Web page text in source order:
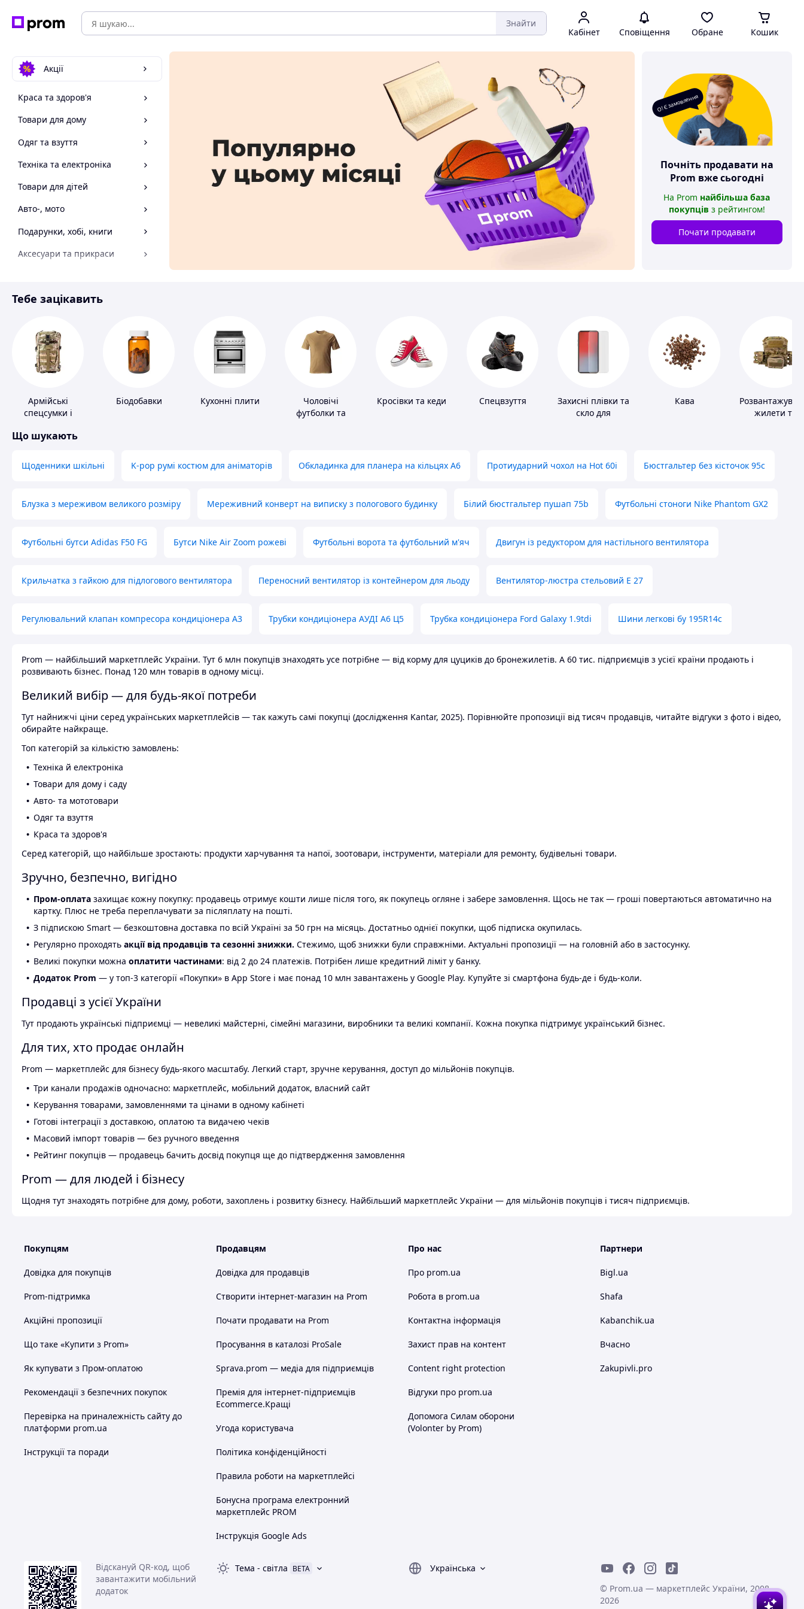
Знайти
Кабінет Сповіщення Обране Кошик
Акції
Краса та здоров'я
Товари для дому
Одяг та взуття
Техніка та електроніка
Товари для дітей
Авто-, мото
Подарунки, хобі, книги
Аксесуари та прикраси
Спорт і відпочинок
О! Є замовлення
Почніть продавати на
Prom вже сьогодні
На Prom найбільша база
покупців з рейтингом!
Почати продавати
Тебе зацікавить
Армійські
спецсумки і
Біодобавки Кухонні плити
Чоловічі
футболки та
Кросівки та кеди Спецвзуття
Захисні плівки та
скло для
Кава
жилети та
Що шукають
Щоденники шкільні K-pop румі костюм для аніматорів Обкладинка для планера на кільцях А6 Протиударний чохол на Hot 60i Бюстгальтер без кісточок 95с
Блузка з мереживом великого розміру Мереживний конверт на виписку з пологового будинку Білий бюстгальтер пушап 75b Футбольні стоноги Nike Phantom GX2
Футбольні бутси Adidas F50 FG Бутси Nike Air Zoom рожеві Футбольні ворота та футбольний м'яч Двигун із редуктором для настільного вентилятора
Крильчатка з гайкою для підлогового вентилятора Переносний вентилятор із контейнером для льоду Вентилятор-люстра стельовий E 27
Регулювальний клапан компресора кондиціонера А3 Трубки кондиціонера АУДІ А6 Ц5 Трубка кондиціонера Ford Galaxy 1.9tdi Шини легкові бу 195R14c
Prom — найбільший маркетплейс України. Тут 6 млн покупців знаходять усе потрібне — від корму для цуциків до бронежилетів. А 60 тис. підприємців з усієї країни продають і
розвивають бізнес. Понад 120 млн товарів в одному місці.
Великий вибір — для будь-якої потреби
Тут найнижчі ціни серед українських маркетплейсів — так кажуть самі покупці (дослідження Kantar, 2025). Порівнюйте пропозиції від тисяч продавців, читайте відгуки з фото і відео,
обирайте найкраще.
Топ категорій за кількістю замовлень:
Техніка й електроніка
Товари для дому і саду
Авто- та мототовари
Одяг та взуття
Краса та здоров'я
Серед категорій, що найбільше зростають: продукти харчування та напої, зоотовари, інструменти, матеріали для ремонту, будівельні товари.
Зручно, безпечно, вигідно
Пром-оплата захищає кожну покупку: продавець отримує кошти лише після того, як покупець огляне і забере замовлення. Щось не так — гроші повертаються автоматично на
картку. Плюс не треба переплачувати за післяплату на пошті.
З підпискою Smart — безкоштовна доставка по всій Україні за 50 грн на місяць. Достатньо однієї покупки, щоб підписка окупилась.
Регулярно проходять акції від продавців та сезонні знижки. Стежимо, щоб знижки були справжніми. Актуальні пропозиції — на головній або в застосунку.
Великі покупки можна оплатити частинами: від 2 до 24 платежів. Потрібен лише кредитний ліміт у банку.
Додаток Prom — у топ-3 категорії «Покупки» в App Store і має понад 10 млн завантажень у Google Play. Купуйте зі смартфона будь-де і будь-коли.
Продавці з усієї України
Тут продають українські підприємці — невеликі майстерні, сімейні магазини, виробники та великі компанії. Кожна покупка підтримує український бізнес.
Для тих, хто продає онлайн
Prom — маркетплейс для бізнесу будь-якого масштабу. Легкий старт, зручне керування, доступ до мільйонів покупців.
Три канали продажів одночасно: маркетплейс, мобільний додаток, власний сайт
Керування товарами, замовленнями та цінами в одному кабінеті
Готові інтеграції з доставкою, оплатою та видачею чеків
Масовий імпорт товарів — без ручного введення
Рейтинг покупців — продавець бачить досвід покупця ще до підтвердження замовлення
Prom — для людей і бізнесу
Щодня тут знаходять потрібне для дому, роботи, захоплень і розвитку бізнесу. Найбільший маркетплейс України — для мільйонів покупців і тисяч підприємців.
Покупцям
Довідка для покупців
Prom-підтримка
Акційні пропозиції
Що таке «Купити з Prom»
Як купувати з Пром-оплатою
Рекомендації з безпечних покупок
Перевірка на приналежність сайту до
платформи prom.ua
Інструкції та поради
Продавцям
Довідка для продавців
Створити інтернет-магазин на Prom
Почати продавати на Prom
Просування в каталозі ProSale
Sprava.prom — медіа для підприємців
Премія для інтернет-підприємців
Ecommerce.Кращі
Угода користувача
Політика конфіденційності
Правила роботи на маркетплейсі
Бонусна програма електронний
маркетплейс PROM
Інструкція Google Ads
Про нас
Про prom.ua
Робота в prom.ua
Контактна інформація
Захист прав на контент
Content right protection
Відгуки про prom.ua
Допомога Силам оборони
(Volonter by Prom)
Партнери
Bigl.ua
Shafa
Kabanchik.ua
Вчасно
Zakupivli.pro
Відскануй QR-код, щоб
завантажити мобільний
додаток
Тема - світла BETA
Українська
© Prom.ua — маркетплейс України, 2008-
2026